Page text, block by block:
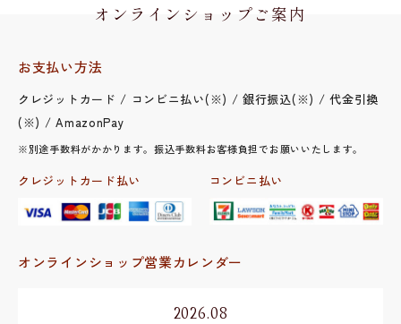
オンラインショップご案内
お支払い方法
クレジットカード / コンビニ払い(※) / 銀行振込(※) / 代金引換
(※) / AmazonPay
※別途手数料がかかります。振込手数料お客様負担でお願いいたします。
クレジットカード払い コンビニ払い
オンラインショップ営業カレンダー
2026.08